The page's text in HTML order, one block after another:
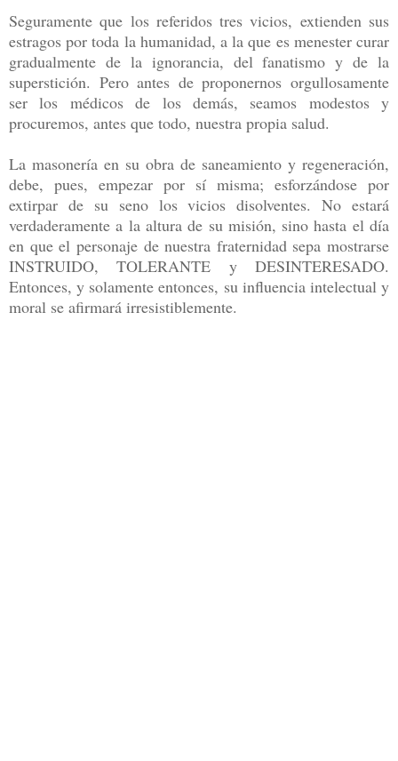
Seguramente que los referidos tres vicios, extienden sus
estragos por toda la humanidad, a la que es menester curar
gradualmente de la ignorancia, del fanatismo y de la
superstición. Pero antes de proponernos orgullosamente
ser los médicos de los demás, seamos modestos y
procuremos, antes que todo, nuestra propia salud.
La masonería en su obra de saneamiento y regeneración,
debe, pues, empezar por sí misma; esforzándose por
extirpar de su seno los vicios disolventes. No estará
verdaderamente a la altura de su misión, sino hasta el día
en que el personaje de nuestra fraternidad sepa mostrarse
INSTRUIDO, TOLERANTE y DESINTERESADO.
Entonces, y solamente entonces, su influencia intelectual y
moral se afirmará irresistiblemente.